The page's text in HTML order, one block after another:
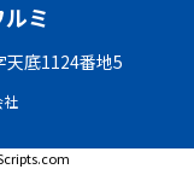
ミ
天底1124番地5
社